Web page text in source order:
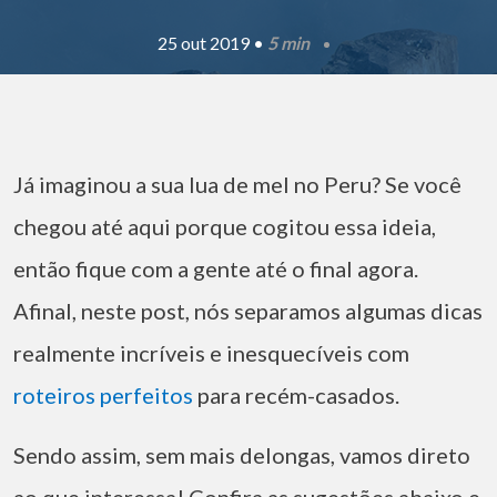
25 out 2019 • 5 min
Já imaginou a sua lua de mel no Peru? Se você
chegou até aqui porque cogitou essa ideia,
então fique com a gente até o final agora.
Afinal, neste post, nós separamos algumas dicas
realmente incríveis e inesquecíveis com
roteiros perfeitos para recém-casados.
Sendo assim, sem mais delongas, vamos direto